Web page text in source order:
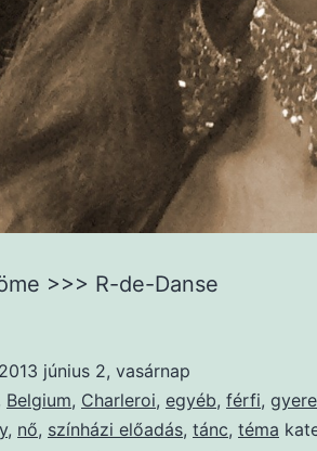
>>> R-de-Danse
2013 június 2, vasárnap
Belgium, Charleroi, egyéb, férfi,
, nő, színházi előadás, tánc, téma